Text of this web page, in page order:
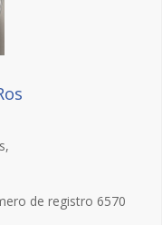
de registro 6570